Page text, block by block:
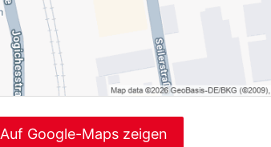
Auf Google-Maps zeigen